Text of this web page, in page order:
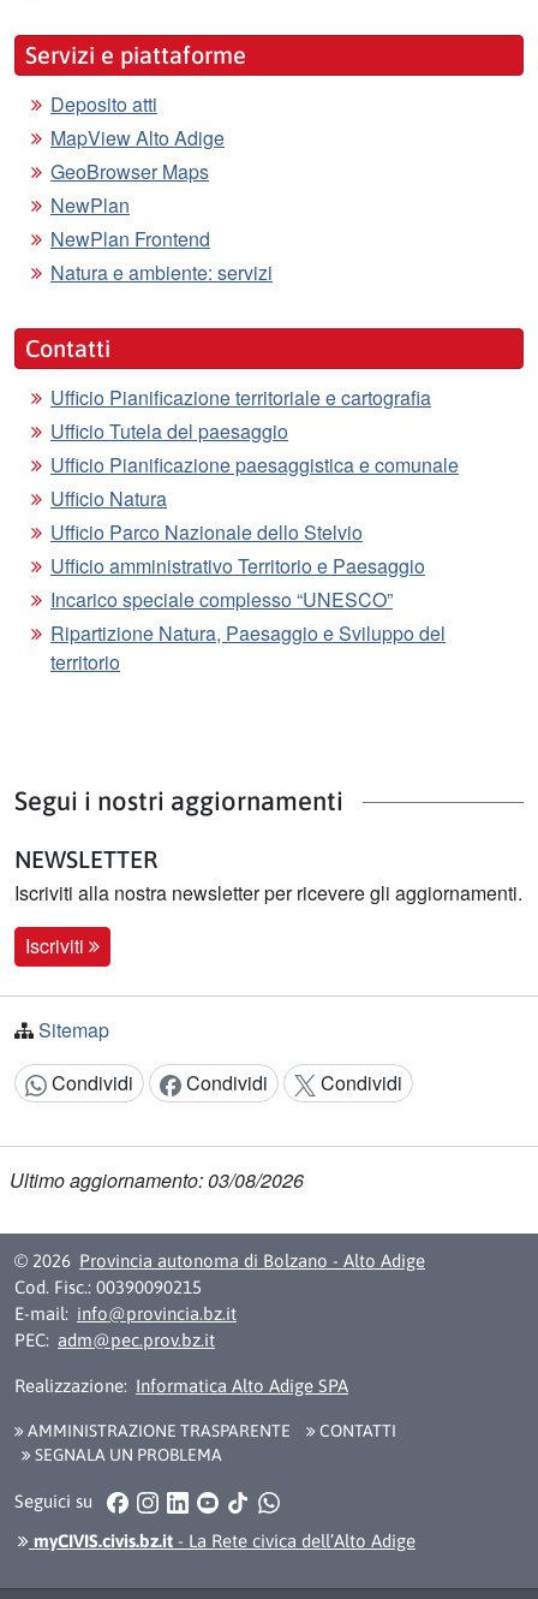
Servizi e piattaforme
Deposito atti
MapView Alto Adige
GeoBrowser Maps
NewPlan
NewPlan Frontend
Natura e ambiente: servizi
Contatti
Ufficio Pianificazione territoriale e cartografia
Ufficio Tutela del paesaggio
Ufficio Pianificazione paesaggistica e comunale
Ufficio Natura
Ufficio Parco Nazionale dello Stelvio
Ufficio amministrativo Territorio e Paesaggio
Incarico speciale complesso “UNESCO”
Ripartizione Natura, Paesaggio e Sviluppo del
territorio
Segui i nostri aggiornamenti
NEWSLETTER
Iscriviti alla nostra newsletter per ricevere gli aggiornamenti.
Iscriviti
Sitemap
Condividi:
Condividi Condividi Condividi
Ultimo aggiornamento: 03/08/2026
© 2026 Provincia autonoma di Bolzano - Alto Adige
Cod. Fisc.: 00390090215
E-mail: info@provincia.bz.it
PEC: adm@pec.prov.bz.it
Realizzazione: Informatica Alto Adige SPA
AMMINISTRAZIONE TRASPARENTE
CONTATTI
SEGNALA UN PROBLEMA
Seguici su Facebook
Instagram
LinkedInYouTube
TikTokWhatsApp
myCIVIS.civis.bz.it - La Rete civica dell’Alto Adige